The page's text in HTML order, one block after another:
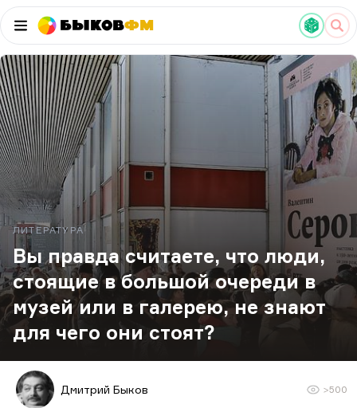
БыковФМ
ЛИТЕРАТУРА
Вы правда считаете, что люди,
стоящие в большой очереди в
музей или в галерею, не знают
для чего они стоят?
Дмитрий Быков >500